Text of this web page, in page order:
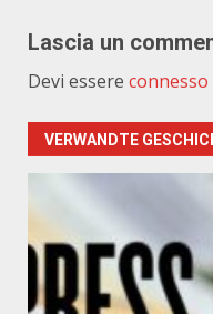
Lascia un
Devi essere connesso
VERWANDTE